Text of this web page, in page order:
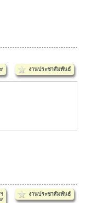
งานประชาสัมพันธ์
งานประชาสัมพันธ์